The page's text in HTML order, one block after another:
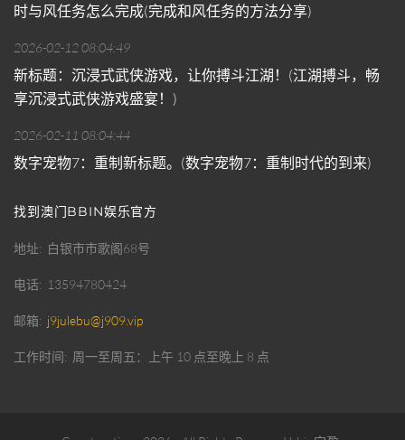
时与风任务怎么完成(完成和风任务的方法分享)
2026-02-12 08:04:49
新标题：沉浸式武侠游戏，让你搏斗江湖！(江湖搏斗，畅
享沉浸式武侠游戏盛宴！)
2026-02-11 08:04:44
数字宠物7：重制新标题。(数字宠物7：重制时代的到来)
找到澳门BBIN娱乐官方
地址 白银市市歌阁68号
电话 13594780424
邮箱 j9julebu@j909.vip
工作时间 周一至周五：上午 10 点至晚上 8 点